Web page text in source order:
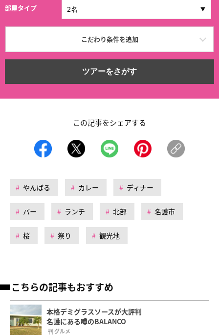
部屋タイプ
こだわり条件を追加
ツアーをさがす
この記事をシェアする
やんばる カレー ディナー
バー ランチ 北部 名護市
桜 祭り 観光地
こちらの記事もおすすめ
本格デミグラスソースが大評判
名護にある噂のBALANCO
グルメ